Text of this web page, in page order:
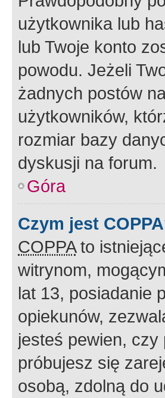
użytkownika lub
lub Twoje konto
powodu. Jeżeli
żadnych postów
użytkowników,
rozmiar bazy
dyskusji na forum.
Góra
Czym jest
COPPAto
witrynom,
lat 13, posiadanie
opiekunów,
jesteś pewien,
próbujesz się
osobą, zdolną do